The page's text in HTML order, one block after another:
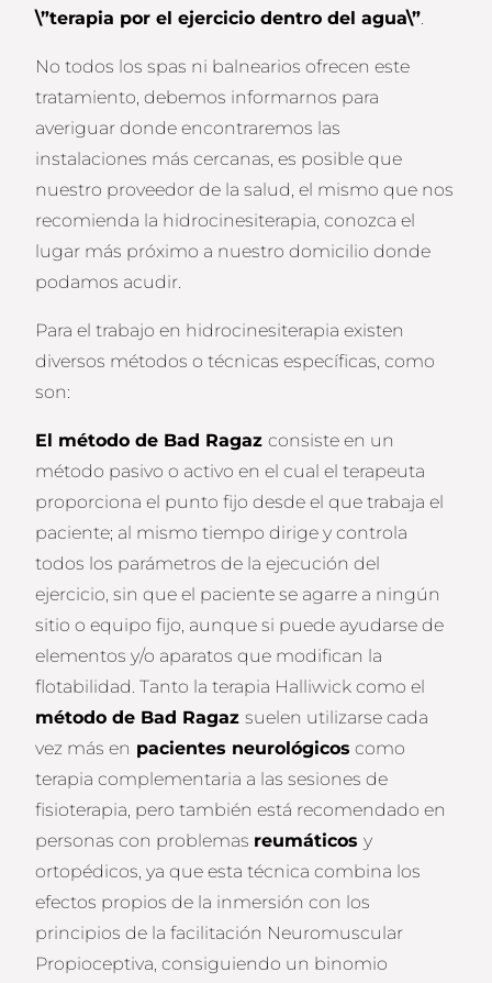
\”terapia por el ejercicio dentro del agua\”.
No todos los spas ni balnearios ofrecen este
tratamiento, debemos informarnos para
averiguar donde encontraremos las
instalaciones más cercanas, es posible que
nuestro proveedor de la salud, el mismo que nos
recomienda la hidrocinesiterapia, conozca el
lugar más próximo a nuestro domicilio donde
podamos acudir.
Para el trabajo en hidrocinesiterapia existen
diversos métodos o técnicas específicas, como
son:
El método de Bad Ragazconsiste en un
método pasivo o activo en el cual el terapeuta
proporciona el punto fijo desde el que trabaja el
paciente; al mismo tiempo dirige y controla
todos los parámetros de la ejecución del
ejercicio, sin que el paciente se agarre a ningún
sitio o equipo fijo, aunque si puede ayudarse de
elementos y/o aparatos que modifican la
flotabilidad. Tanto la terapia Halliwick como el
método de Bad Ragazsuelen utilizarse cada
vez más en pacientes neurológicos como
terapia complementaria a las sesiones de
fisioterapia, pero también está recomendado en
personas con problemas reumáticosy
ortopédicos, ya que esta técnica combina los
efectos propios de la inmersión con los
principios de la facilitación Neuromuscular
Propioceptiva, consiguiendo un binomio